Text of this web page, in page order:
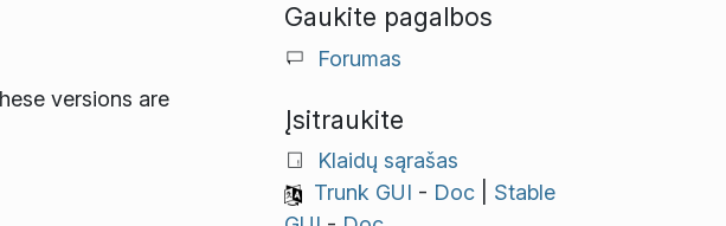
versions are
Gaukite pagalbos
Forumas
Įsitraukite
Klaidų sąrašas
Trunk GUI - Doc| Stable